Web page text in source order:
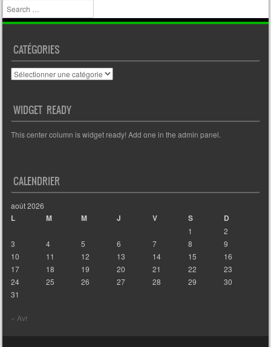
Search
CATÉGORIES
Catégories
WIDGET READY
This center column is widget ready! Add one in the admin panel.
CALENDRIER
août 2026
L M M J V S D
1
2
3
4 5 6 7 8
9
10
11 12 13 14 15
16
17
18 19 20 21 22
23
24
25 26 27 28 29
30
31
« Avr